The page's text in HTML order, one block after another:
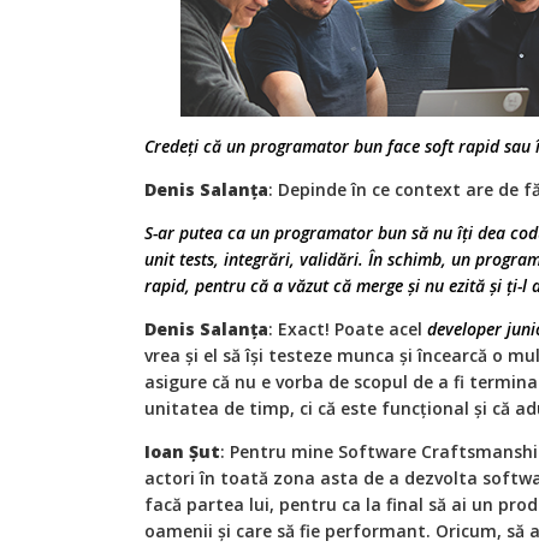
Credeți că un programator bun face soft rapid sau
Denis Salanța: Depinde în ce context are de
S-ar putea ca un programator bun să nu îți dea
unit tests, integrări, validări. În schimb, un
rapid, pentru că a văzut că merge și nu ezită și ți-l
Denis Salanța: Exact! Poate acel developer
vrea și el să își testeze munca și încearcă o
asigure că nu e vorba de scopul de a fi
unitatea de timp, ci că este funcțional și că
Ioan Șut: Pentru mine Software
actori în toată zona asta de a dezvolta
facă partea lui, pentru ca la final să ai un
oamenii și care să fie performant. Oricum, să